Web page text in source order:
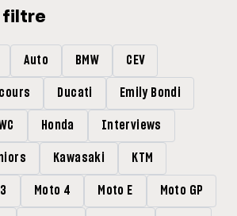
filtre
Auto BMW CEV
Ducati Emily Bondi
Honda Interviews
Kawasaki KTM
Moto 4 Moto E Moto GP